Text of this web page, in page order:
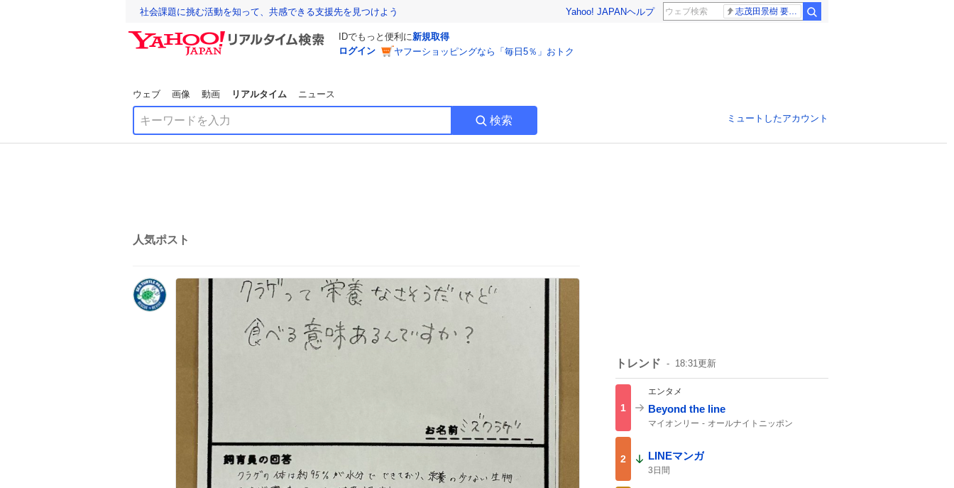
社会課題に挑む活動を知って、共感できる支援先を見つけよう Yahoo! JAPANヘルプ 志茂田景樹 要介護5
IDでもっと便利に新規取得
ログイン
ヤフーショッピングなら「毎日5％」おトク
ウェブ 画像 動画 リアルタイム ニュース
検索 ミュートしたアカウント
人気ポスト
トレンド 18:31更新
1
エンタメ
Beyond the line
マイオンリー オールナイトニッポン
2 LINEマンガ
3日間